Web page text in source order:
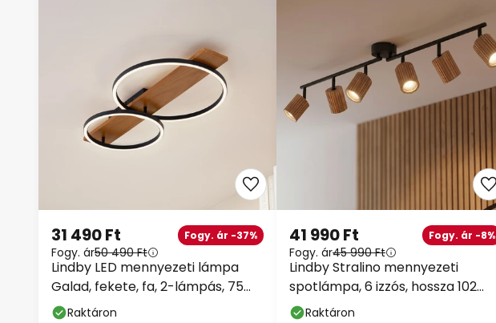
Lindby LED mennyezeti lámpa
Galad, fekete, fa, 2-lámpás, 75
cm
31 490 Ft Fogy. ár -37%
Fogy. ár50 490 Ft
Raktáron
Lindby Stralino mennyezeti
spotlámpa, 6 izzós, hossza 102
cm, fa
41 990 Ft Fogy. ár -8%
Fogy. ár45 990 Ft
Raktáron